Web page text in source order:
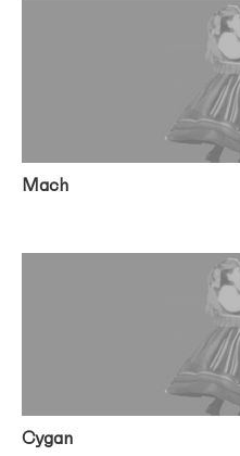
Mach
Cygan